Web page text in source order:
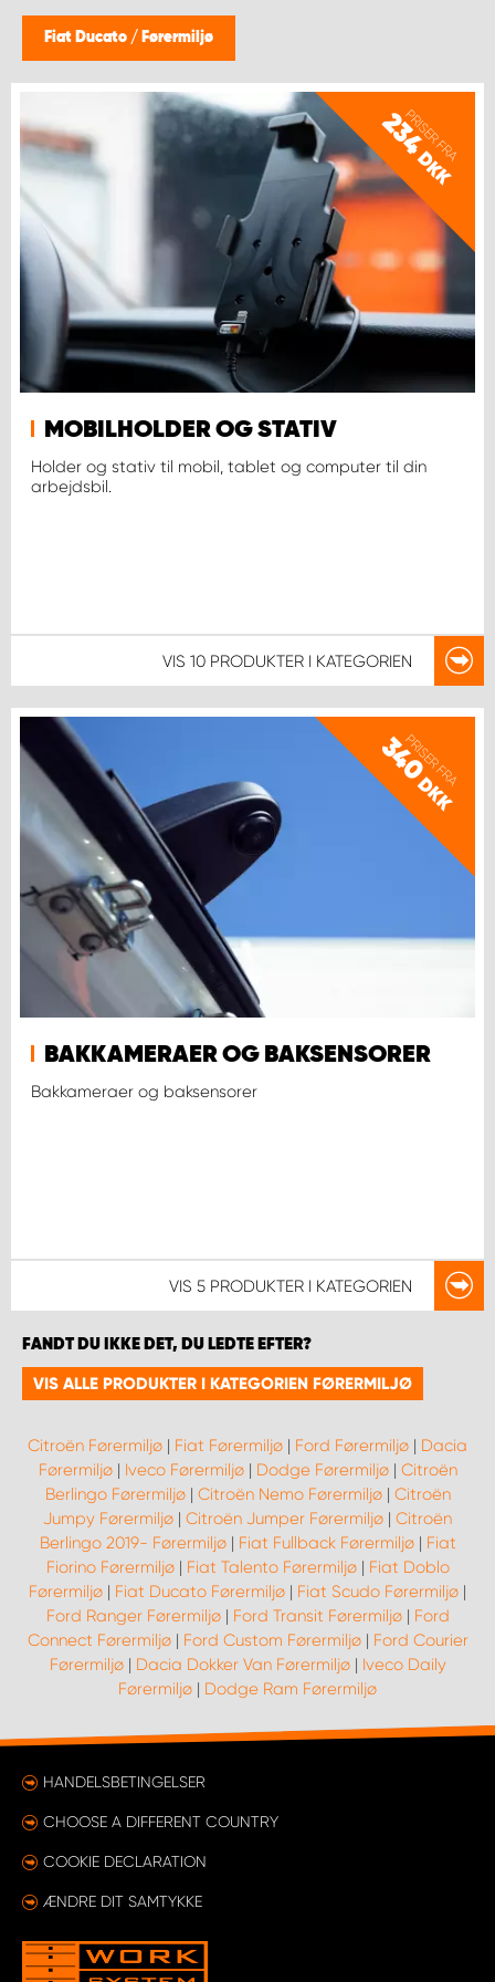
Fiat Ducato / Førermiljø
PRISER FRA
234
DKK
MOBILHOLDER OG STATIV
Holder og stativ til mobil, tablet og computer til din
arbejdsbil.
VIS 10 PRODUKTER I KATEGORIEN
PRISER FRA
340
DKK
BAKKAMERAER OG BAKSENSORER
Bakkameraer og baksensorer
VIS 5 PRODUKTER I KATEGORIEN
FANDT DU IKKE DET, DU LEDTE EFTER?
VIS ALLE PRODUKTER I KATEGORIEN FØRERMILJØ
Citroën Førermiljø | Fiat Førermiljø | Ford Førermiljø | Dacia
Førermiljø| Iveco Førermiljø| Dodge Førermiljø| Citroën
Berlingo Førermiljø| Citroën Nemo Førermiljø| Citroën
Jumpy Førermiljø | Citroën Jumper Førermiljø | Citroën
Berlingo 2019- Førermiljø| Fiat Fullback Førermiljø| Fiat
Fiorino Førermiljø| Fiat Talento Førermiljø| Fiat Doblo
Førermiljø | Fiat Ducato Førermiljø | Fiat Scudo Førermiljø |
Ford Ranger Førermiljø| Ford Transit Førermiljø| Ford
Connect Førermiljø| Ford Custom Førermiljø| Ford Courier
Førermiljø| Dacia Dokker Van Førermiljø| Iveco Daily
Førermiljø | Dodge Ram Førermiljø
HANDELSBETINGELSER
CHOOSE A DIFFERENT COUNTRY
COOKIE DECLARATION
ÆNDRE DIT SAMTYKKE